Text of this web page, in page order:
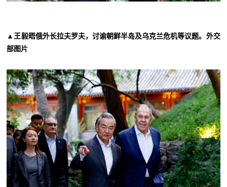
▲王毅晤俄外长拉夫罗夫，讨谕朝鲜半岛及乌克兰危机等议题。外交
部图片